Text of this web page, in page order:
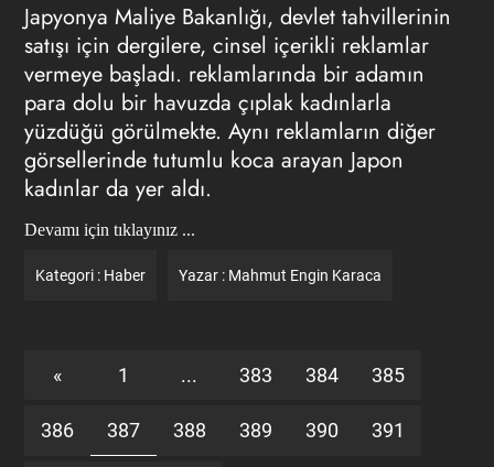
Japyonya Maliye Bakanlığı, devlet tahvillerinin
satışı için dergilere, cinsel içerikli reklamlar
vermeye başladı. reklamlarında bir adamın
para dolu bir havuzda çıplak kadınlarla
yüzdüğü görülmekte. Aynı reklamların diğer
görsellerinde tutumlu koca arayan Japon
kadınlar da yer aldı.
Devamı için tıklayınız ...
Kategori : Haber Yazar : Mahmut Engin Karaca
« 1 ... 383 384 385
386 387 388 389 390 391